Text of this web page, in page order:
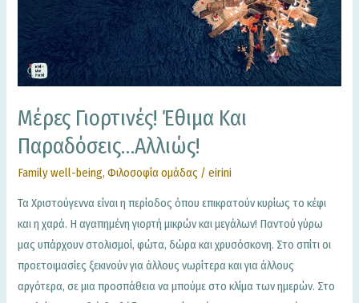
Μέρες Γιορτινές! Έθιμα Και
Παραδόσεις…αλλιώς!
Family well-being,Φιλοσοφία ομάδας /eirini
Τα Χριστούγεννα είναι η περίοδος όπου επικρατούν κυρίως το κέφι
και η χαρά. Η αγαπημένη γιορτή μικρών και μεγάλων! Παντού γύρω
μας υπάρχουν στολισμοί, φώτα, δώρα και χρυσόσκονη. Στο σπίτι οι
προετοιμασίες ξεκινούν για άλλους νωρίτερα και για άλλους
αργότερα, σε μια προσπάθεια να μπούμε στο κλίμα των ημερών. Στο
παραδόσεις…
αλλιώς!